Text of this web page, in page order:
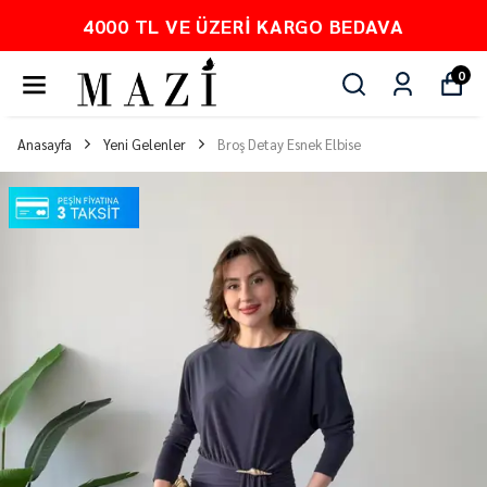
ÜZERI KARGO BEDAVA
0
Anasayfa Yeni Gelenler Broş Detay Esnek Elbise